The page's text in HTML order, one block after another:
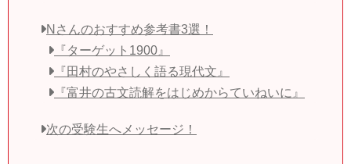
Nさんのおすすめ参考書3選！
『ターゲット1900』
『田村のやさしく語る現代文』
『富井の古文読解をはじめからていねいに』
次の受験生へメッセージ！